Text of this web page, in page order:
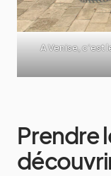
A Venise,
Prendre